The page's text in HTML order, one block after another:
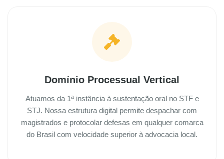
Domínio Processual Vertical
Atuamos da 1ª instância à sustentação oral no STF e
STJ. Nossa estrutura digital permite despachar com
magistrados e protocolar defesas em qualquer comarca
do Brasil com velocidade superior à advocacia local.